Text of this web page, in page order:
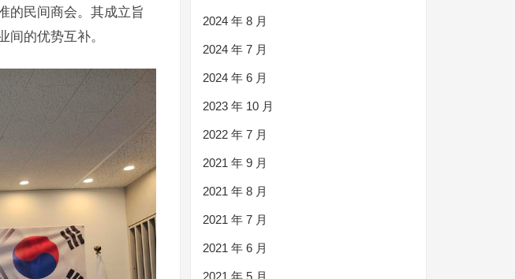
的民间商会。其成立旨
间的优势互补。
2024 年 8 月
2024 年 7 月
2024 年 6 月
2023 年 10 月
2022 年 7 月
2021 年 9 月
2021 年 8 月
2021 年 7 月
2021 年 6 月
2021 年 5 月